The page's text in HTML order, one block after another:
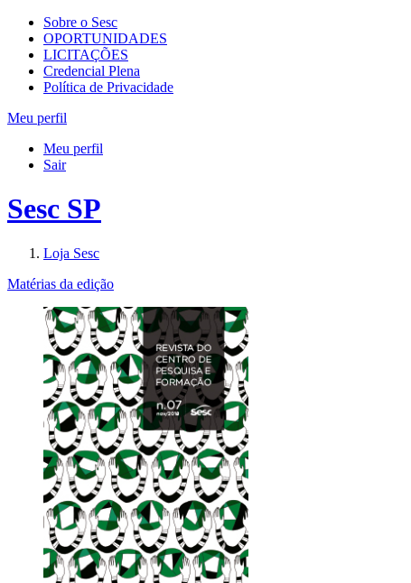
Sobre o Sesc
OPORTUNIDADES
LICITAÇÕES
Credencial Plena
Política de Privacidade
Meu perfil
Meu perfil
Sair
Sesc SP
Loja Sesc
Matérias da edição